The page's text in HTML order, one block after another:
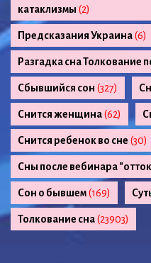
катаклизмы (2)
Предсказания Украина(6)
Разгадка сна Толкование
Сбывшийся сон (327)
Снится женщина(62)
Снится ребенок во сне (30)
Сны после вебинара
Сон о бывшем(169)
Толкование сна(23903)